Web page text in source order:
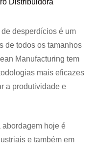
Distribuidora
desperdícios é um
de todos os tamanhos
Manufacturing tem
mais eficazes
a produtividade e
abordagem hoje é
e também em